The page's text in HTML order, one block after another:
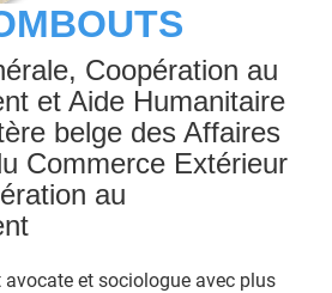
Coopération au
et Aide Humanitaire
belge des Affaires
Commerce Extérieur
au
et sociologue avec plus